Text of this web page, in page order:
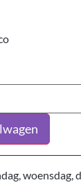
woensdag,